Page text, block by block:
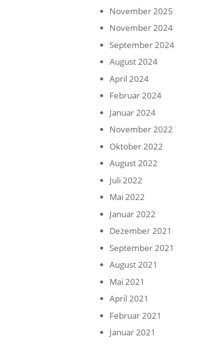
November 2025
November 2024
September 2024
August 2024
April 2024
Februar 2024
Januar 2024
November 2022
Oktober 2022
August 2022
Juli 2022
Mai 2022
Januar 2022
Dezember 2021
September 2021
August 2021
Mai 2021
April 2021
Februar 2021
Januar 2021